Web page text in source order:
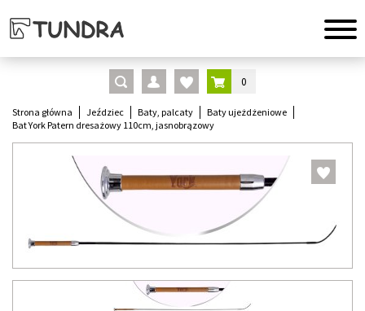
0
Strona główna Jeździec Baty, palcaty
Baty ujeżdżeniowe
Bat York Patern dresażowy 110cm, jasnobrązowy